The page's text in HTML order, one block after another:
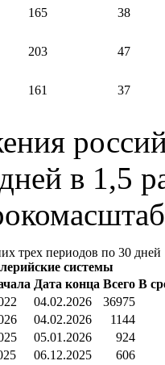
165 38
203 47
161 37
в 1,5
трех периодов по 30 дней
системы
Дата конца Всего В
04.02.2026
36975
04.02.2026
1144
05.01.2026
924
06.12.2025 606